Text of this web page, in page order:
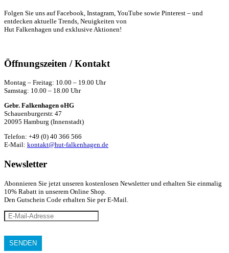
Folgen Sie uns auf Facebook, Instagram, YouTube sowie Pinterest – und
entdecken aktuelle Trends, Neuigkeiten von
Hut Falkenhagen und exklusive Aktionen!
Öffnungszeiten / Kontakt
Montag – Freitag: 10.00 – 19.00 Uhr
Samstag: 10.00 – 18.00 Uhr
Gebr. Falkenhagen oHG
Schauenburgerstr. 47
20095 Hamburg (Innenstadt)
Telefon: +49 (0) 40 366 566
E-Mail: kontakt@hut-falkenhagen.de
Newsletter
Abonnieren Sie jetzt unseren kostenlosen Newsletter und erhalten Sie einmalig
10% Rabatt in unserem Online Shop.
Den Gutschein Code erhalten Sie per E-Mail.